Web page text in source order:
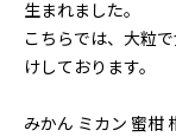
生まれました。
こちらでは、大粒
けしております。
みかん ミカン 蜜柑